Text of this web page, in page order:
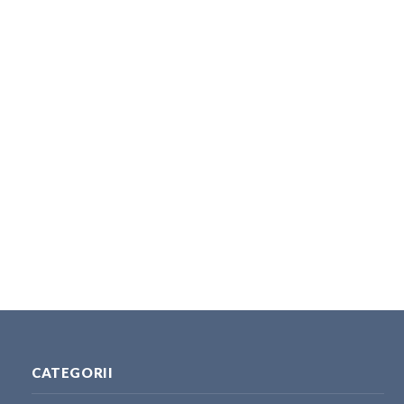
CATEGORII